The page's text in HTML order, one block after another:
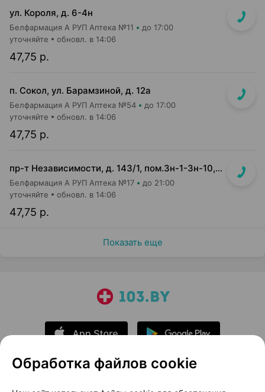
ул. Короля, д. 6-4н
Белфармация А РУП Аптека №11 до 17:00
47,75 р.
уточняйте обновл. в 14:06
п. Сокол, ул. Барамзиной, д. 12а
Белфармация А РУП Аптека №54 до 17:00
47,75 р.
уточняйте обновл. в 14:06
пр-т Независимости, д. 143/1, пом.3н-1-3н-10, 3н-23, 3н-26
Белфармация А РУП Аптека №17 до 21:00
47,75 р.
уточняйте обновл. в 14:06
Показать еще
Обработка файлов cookie